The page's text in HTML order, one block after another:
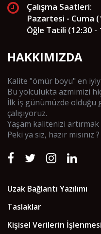
Çalışma Saatleri:
Pazartesi - Cuma
Öğle Tatili (12:30 -
HAKKIMIZDA
Kalite "ömür boyu" en
Bu yolculukta azmimizi
İlk iş günümüzde olduğu
çalışıyoruz.
Yaşam kalitenizi artırmak
Peki ya siz, hazır mısınız ?
Uzak Bağlantı Yazılımı
Taslaklar
Kişisel Verilerin